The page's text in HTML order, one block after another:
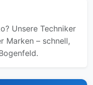
Unsere Techniker
Marken – schnell,